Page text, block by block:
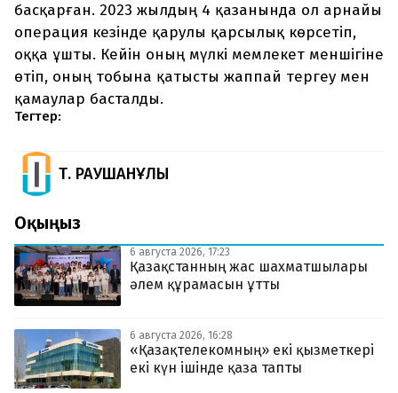
басқарған. 2023 жылдың 4 қазанында ол арнайы
операция кезінде қарулы қарсылық көрсетіп,
оққа ұшты. Кейін оның мүлкі мемлекет меншігіне
өтіп, оның тобына қатысты жаппай тергеу мен
қамаулар басталды.
Тегтер:
Т. РАУШАНҰЛЫ
Оқыңыз
6 августа 2026, 17:23
Қазақстанның жас шахматшылары
әлем құрамасын ұтты
6 августа 2026, 16:28
«Қазақтелекомның» екі қызметкері
екі күн ішінде қаза тапты